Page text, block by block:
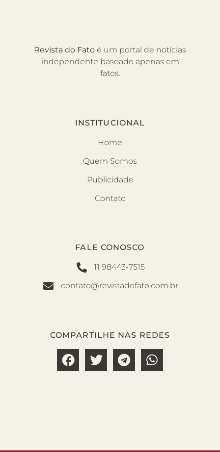
Revista do Fato é um portal de notícias
independente baseado apenas em
fatos.
INSTITUCIONAL
Home
Quem Somos
Publicidade
Contato
FALE CONOSCO
11 98443-7515
contato@revistadofato.com.br
COMPARTILHE NAS REDES